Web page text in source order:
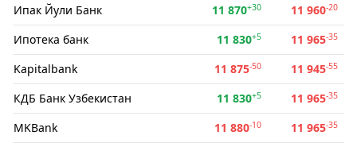
Ипак Йули Банк 11 870+30 11 960-20
Ипотека банк 11 830+5 11 965-35
Kapitalbank 11 875-50 11 945-55
КДБ Банк Узбекистан 11 830+5 11 965-35
MKBank 11 880-10 11 965-35